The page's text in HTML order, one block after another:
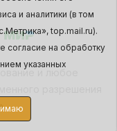
и аналитики (в том
top.mail.ru).
согласие на обработку
указанных
и любое
разрешения